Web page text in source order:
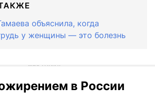
объяснила, когда
у женщины — это болезнь
в России